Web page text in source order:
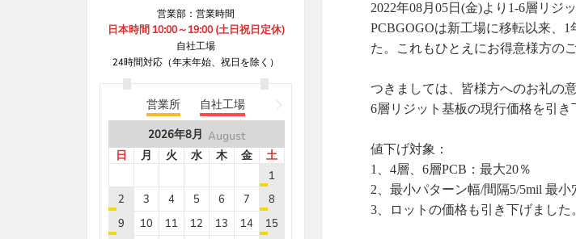
営業部：営業時間
日本時間 10:00～19:00 (土日祝日定休)
自社工場
24時間対応（年末年始、祝日を除く）
営業所
自社工場
2026年8月 August
日
月 火 水 木 金
土
1
2
3 4 5 6 7
8
9
10 11 12 13 14
15
8.7
5
B8***0A
8.7
55
B8***8A
8.7
5
B8***8A
8.7
5
B8***6A
8.7
5
8.7
5
B8***0A
8.7
100
B8***5A
8.7
25
B8***8A
8.7
30
2022年08月 05日 (金)より 1-6層 リジ
PCBGOGOは新工場に移転以来、 1
た。これもひとえにお得意様方の
つきましては、皆様方へのお礼の
6層 リジット基板の現行価格を引き
値下げ対象 ：
1、4層、6層PCB： 最大20％
2、最小パターン幅/間隔5/5mil 最小
3、ロットの価格も引き下げました